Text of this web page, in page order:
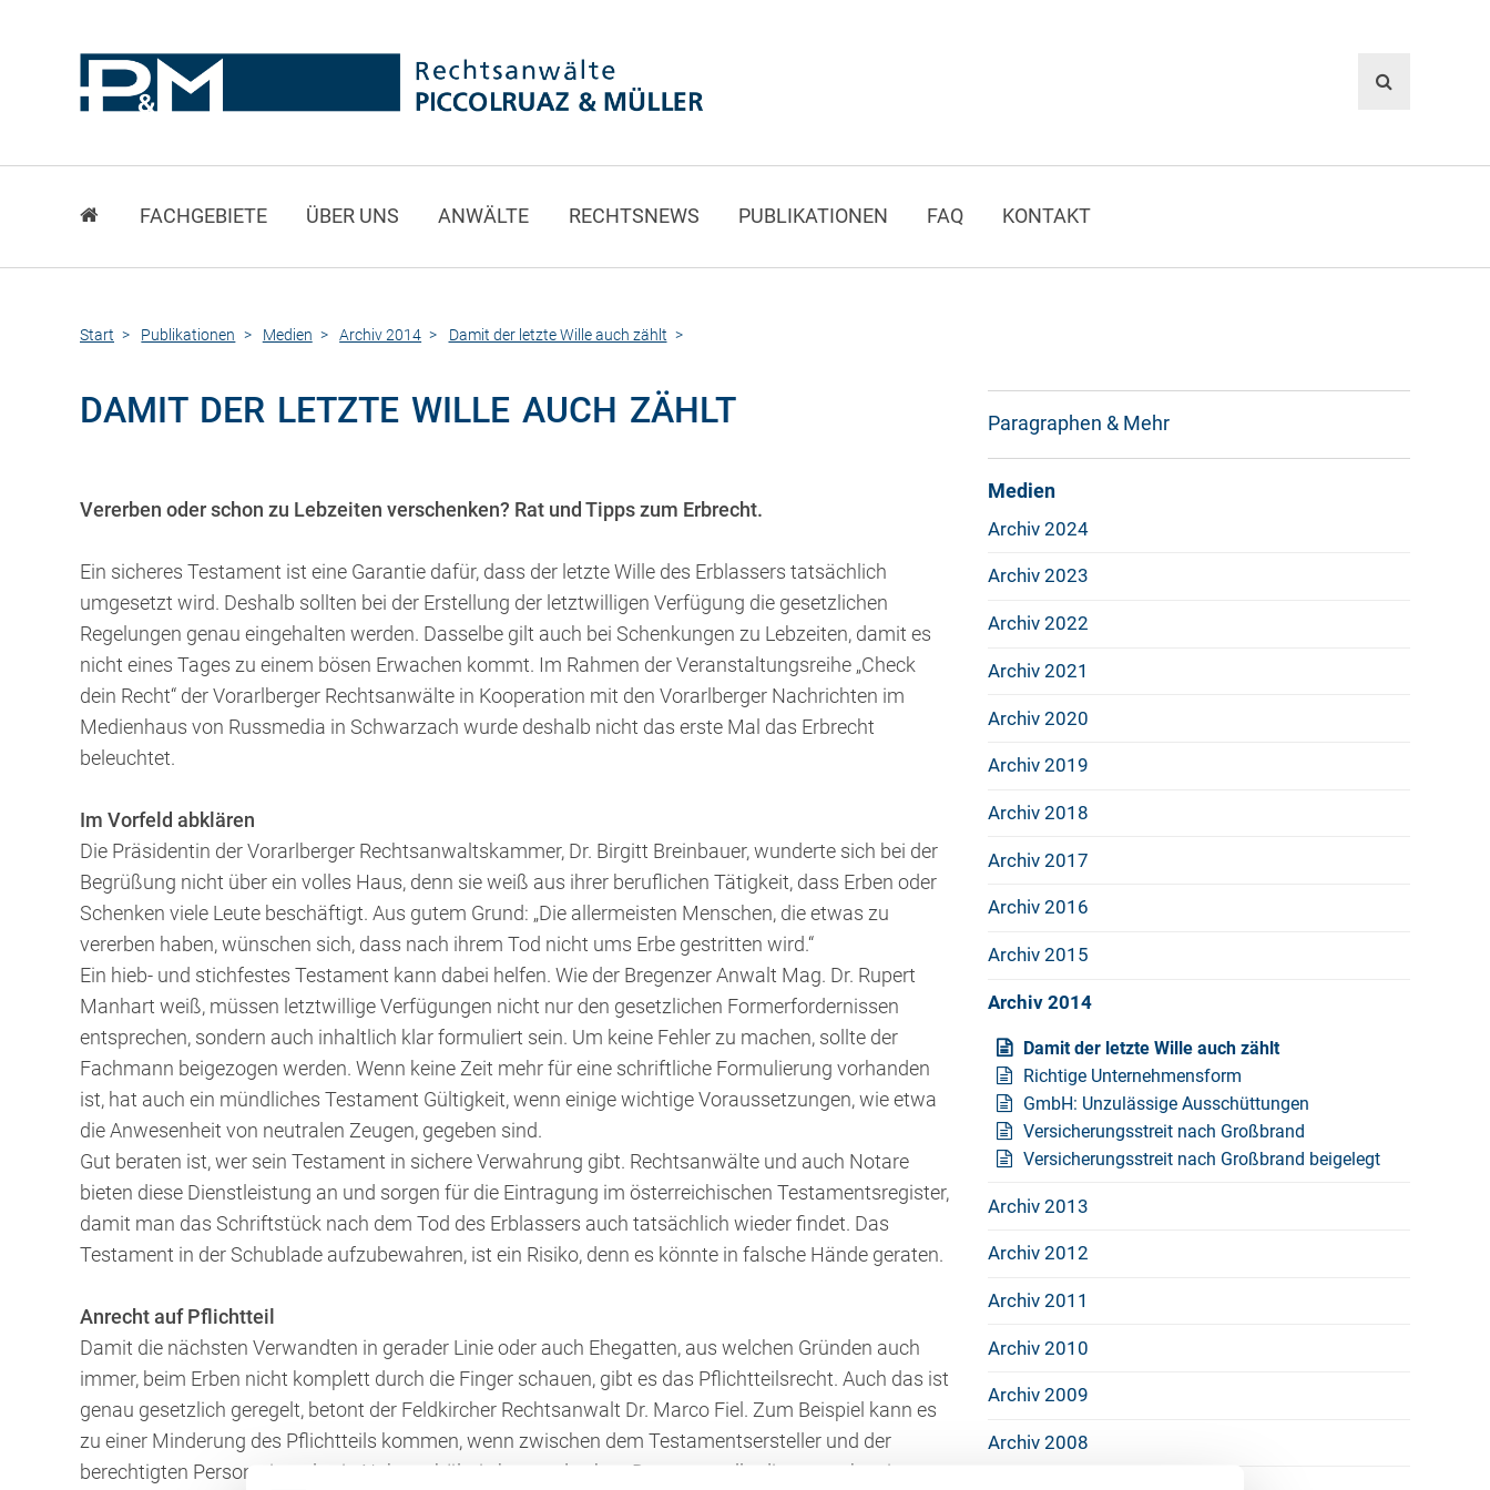
FACHGEBIETE ÜBER UNS ANWÄLTE RECHTSNEWS PUBLIKATIONEN FAQ KONTAKT
Start Publikationen Medien Archiv 2014 Damit der letzte Wille auch zählt
DAMIT DER LETZTE WILLE AUCH ZÄHLT
Vererben oder schon zu Lebzeiten verschenken? Rat und Tipps zum Erbrecht.
Ein sicheres Testament ist eine Garantie dafür, dass der letzte Wille des Erblassers tatsächlich
umgesetzt wird. Deshalb sollten bei der Erstellung der letztwilligen Verfügung die gesetzlichen
Regelungen genau eingehalten werden. Dasselbe gilt auch bei Schenkungen zu Lebzeiten, damit es
nicht eines Tages zu einem bösen Erwachen kommt. Im Rahmen der Veranstaltungsreihe „Check
dein Recht“ der Vorarlberger Rechtsanwälte in Kooperation mit den Vorarlberger Nachrichten im
Medienhaus von Russmedia in Schwarzach wurde deshalb nicht das erste Mal das Erbrecht
beleuchtet.
Im Vorfeld abklären
Die Präsidentin der Vorarlberger Rechtsanwaltskammer, Dr. Birgitt Breinbauer, wunderte sich bei der
Begrüßung nicht über ein volles Haus, denn sie weiß aus ihrer beruflichen Tätigkeit, dass Erben oder
Schenken viele Leute beschäftigt. Aus gutem Grund: „Die allermeisten Menschen, die etwas zu
vererben haben, wünschen sich, dass nach ihrem Tod nicht ums Erbe gestritten wird.“
Ein hieb- und stichfestes Testament kann dabei helfen. Wie der Bregenzer Anwalt Mag. Dr. Rupert
Manhart weiß, müssen letztwillige Verfügungen nicht nur den gesetzlichen Formerfordernissen
entsprechen, sondern auch inhaltlich klar formuliert sein. Um keine Fehler zu machen, sollte der
Fachmann beigezogen werden. Wenn keine Zeit mehr für eine schriftliche Formulierung vorhanden
ist, hat auch ein mündliches Testament Gültigkeit, wenn einige wichtige Voraussetzungen, wie etwa
die Anwesenheit von neutralen Zeugen, gegeben sind.
Gut beraten ist, wer sein Testament in sichere Verwahrung gibt. Rechtsanwälte und auch Notare
bieten diese Dienstleistung an und sorgen für die Eintragung im österreichischen Testamentsregister,
damit man das Schriftstück nach dem Tod des Erblassers auch tatsächlich wieder findet. Das
Testament in der Schublade aufzubewahren, ist ein Risiko, denn es könnte in falsche Hände geraten.
Anrecht auf Pflichtteil
Damit die nächsten Verwandten in gerader Linie oder auch Ehegatten, aus welchen Gründen auch
immer, beim Erben nicht komplett durch die Finger schauen, gibt es das Pflichtteilsrecht. Auch das ist
genau gesetzlich geregelt, betont der Feldkircher Rechtsanwalt Dr. Marco Fiel. Zum Beispiel kann es
zu einer Minderung des Pflichtteils kommen, wenn zwischen dem Testamentsersteller und der
berechtigten Person niemals ein Naheverhältnis bestanden hat. Das muss allerdings erst bewiesen
Paragraphen & Mehr
Medien
Archiv 2024
Archiv 2023
Archiv 2022
Archiv 2021
Archiv 2020
Archiv 2019
Archiv 2018
Archiv 2017
Archiv 2016
Archiv 2015
Archiv 2014
Damit der letzte Wille auch zählt
Richtige Unternehmensform
GmbH: Unzulässige Ausschüttungen
Versicherungsstreit nach Großbrand
Versicherungsstreit nach Großbrand beigelegt
Archiv 2013
Archiv 2012
Archiv 2011
Archiv 2010
Archiv 2009
Archiv 2008